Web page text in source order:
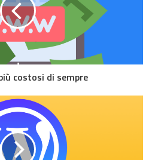
costosi di sempre